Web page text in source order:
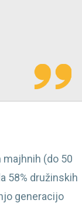
majhnih (do 50
58% družinskih
generacijo